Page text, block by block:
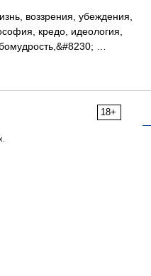
воззрения, убеждения,
кредо, идеология,
…
18+